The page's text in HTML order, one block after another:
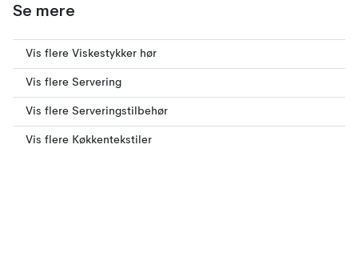
Se mere
Vis flere Viskestykker hør
Vis flere Servering
Vis flere Serveringstilbehør
Vis flere Køkkentekstiler